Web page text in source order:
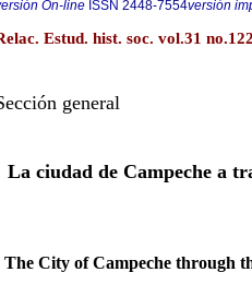
On-line ISSN 2448-7554versión
Estud. hist. soc. vol.31
general
La ciudad de Campeche a
The City of Campeche through